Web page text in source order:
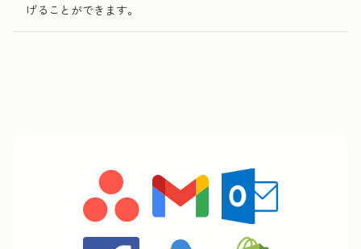
げることができます。